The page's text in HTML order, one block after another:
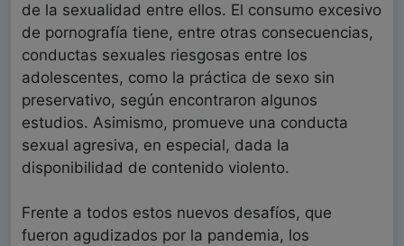
de la sexualidad entre ellos. El consumo excesivo
de pornografía tiene, entre otras consecuencias,
conductas sexuales riesgosas entre los
adolescentes, como la práctica de sexo sin
preservativo, según encontraron algunos
estudios. Asimismo, promueve una conducta
sexual agresiva, en especial, dada la
disponibilidad de contenido violento.
Frente a todos estos nuevos desafíos, que
fueron agudizados por la pandemia, los